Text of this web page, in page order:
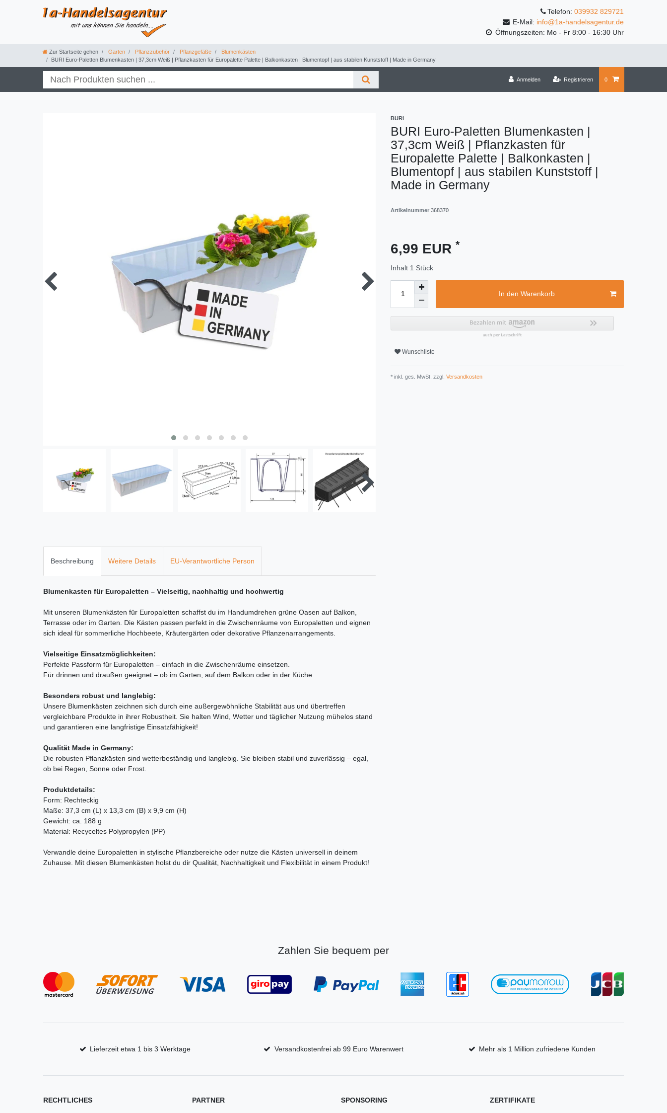
Telefon: 039932 829721
E-Mail: info@1a-handelsagentur.de
Öffnungszeiten: Mo - Fr 8:00 - 16:30 Uhr
Zur Startseite gehen Garten Pflanzzubehör Pflanzgefäße
Blumenkästen
BURI Euro-Paletten Blumenkasten | 37,3cm Weiß | Pflanzkasten für Europalette Palette | Balkonkasten | Blumentopf | aus stabilen Kunststoff | Made in Germany
Anmelden Registrieren 0
BURI
BURI Euro-Paletten Blumenkasten |
37,3cm Weiß | Pflanzkasten für
Europalette Palette | Balkonkasten |
Blumentopf | aus stabilen Kunststoff |
Made in Germany
Artikelnummer 368370
6,99 EUR *
Inhalt 1 Stück
In den Warenkorb
Wunschliste
* inkl. ges. MwSt. zzgl. Versandkosten
Beschreibung Weitere Details EU-Verantwortliche Person
Blumenkasten für Europaletten – Vielseitig, nachhaltig und hochwertig
Mit unseren Blumenkästen für Europaletten schaffst du im Handumdrehen grüne Oasen auf Balkon,
Terrasse oder im Garten. Die Kästen passen perfekt in die Zwischenräume von Europaletten und eignen
sich ideal für sommerliche Hochbeete, Kräutergärten oder dekorative Pflanzenarrangements.
Vielseitige Einsatzmöglichkeiten:
Perfekte Passform für Europaletten – einfach in die Zwischenräume einsetzen.
Für drinnen und draußen geeignet – ob im Garten, auf dem Balkon oder in der Küche.
Besonders robust und langlebig:
Unsere Blumenkästen zeichnen sich durch eine außergewöhnliche Stabilität aus und übertreffen
vergleichbare Produkte in ihrer Robustheit. Sie halten Wind, Wetter und täglicher Nutzung mühelos stand
und garantieren eine langfristige Einsatzfähigkeit!
Qualität Made in Germany:
Die robusten Pflanzkästen sind wetterbeständig und langlebig. Sie bleiben stabil und zuverlässig – egal,
ob bei Regen, Sonne oder Frost.
Produktdetails:
Form: Rechteckig
Maße: 37,3 cm (L) x 13,3 cm (B) x 9,9 cm (H)
Gewicht: ca. 188 g
Material: Recyceltes Polypropylen (PP)
Verwandle deine Europaletten in stylische Pflanzbereiche oder nutze die Kästen universell in deinem
Zuhause. Mit diesen Blumenkästen holst du dir Qualität, Nachhaltigkeit und Flexibilität in einem Produkt!
Zahlen Sie bequem per
Lieferzeit etwa 1 bis 3 Werktage Versandkostenfrei ab 99 Euro Warenwert Mehr als 1 Million zufriedene Kunden
RECHTLICHES
PARTNER
SPONSORING
ZERTIFIKATE